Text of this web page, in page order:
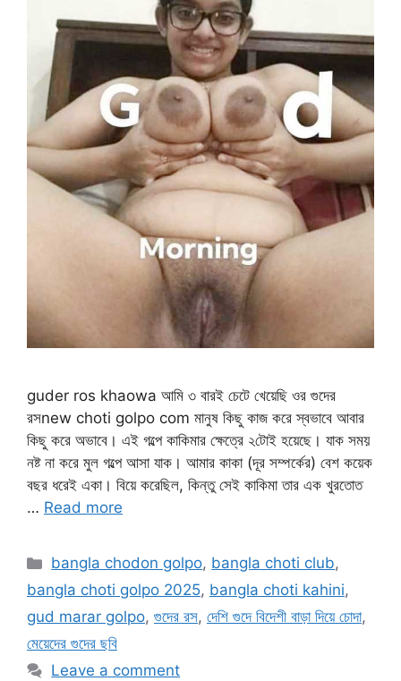
guder ros khaowa আমি ৩ বারই চেটে খেয়েছি ওর গুদের
রসnew choti golpo com মানুষ কিছু কাজ করে স্বভাবে আবার
কিছু করে অভাবে। এই গল্পে কাকিমার ক্ষেত্রে ২টোই হয়েছে। যাক সময়
নষ্ট না করে মুল গল্পে আসা যাক। আমার কাকা (দূর সম্পর্কের) বেশ কয়েক
বছর ধরেই একা। বিয়ে করেছিল, কিন্তু সেই কাকিমা তার এক খুরতোত
… Read more
Categories
bangla chodon golpo, bangla choti club,
bangla choti golpo 2025, bangla choti kahini,
gud marar golpo, গুদের রস, দেশি গুদে বিদেশী বাড়া দিয়ে চোদা,
মেয়েদের গুদের ছবি
Leave a comment